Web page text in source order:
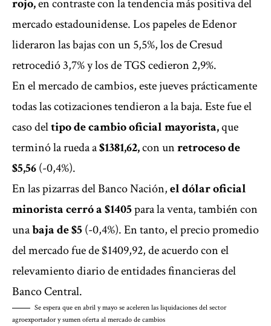
rojo,en contraste con la tendencia más positiva del
mercado estadounidense. Los papeles de Edenor
lideraron las bajas con un 5,5%, los de Cresud
retrocedió 3,7% y los de TGS cedieron 2,9%.
En el mercado de cambios, este jueves prácticamente
todas las cotizaciones tendieron a la baja. Este fue el
caso deltipo de cambio oficial mayorista,que
terminó la rueda a$1381,62,con unretroceso de
$5,56(-0,4%).
En las pizarras del Banco Nación,el dólar oficial
minorista cerró a $1405para la venta,también con
unabaja de $5(-0,4%). En tanto, el precio promedio
del mercado fue de $1409,92, de acuerdo con el
relevamiento diario de entidades financieras del
Banco Central.
Se espera que en abril y mayo se aceleren las liquidaciones del sector
agroexportador y sumen oferta al mercado de cambios